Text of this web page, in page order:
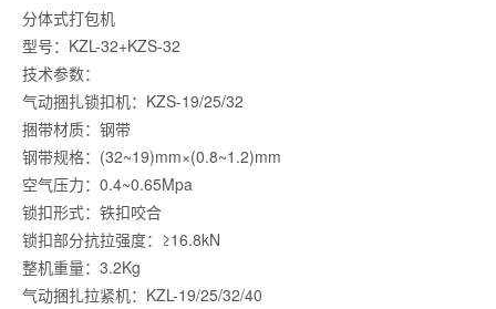
分体式打包机
型号：KZL-32+KZS-32
技术参数：
气动捆扎锁扣机：KZS-19/25/32
捆带材质：钢带
钢带规格：(32~19)mm×(0.8~1.2)mm
空气压力：0.4~0.65Mpa
锁扣形式：铁扣咬合
锁扣部分抗拉强度：≥16.8kN
整机重量：3.2Kg
气动捆扎拉紧机：KZL-19/25/32/40